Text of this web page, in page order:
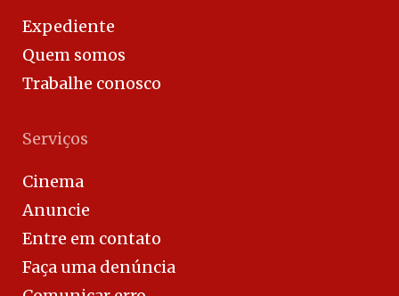
Expediente
Quem somos
Trabalhe conosco
Serviços
Cinema
Anuncie
Entre em contato
Faça uma denúncia